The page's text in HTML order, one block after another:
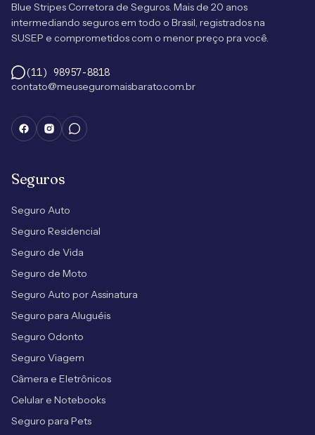
Blue Stripes Corretora de Seguros. Mais de 20 anos
intermediando seguros em todo o Brasil, registrados na
SUSEP e comprometidos com o menor preço pra você.
(11) 98957-8818
contato@meuseguromaisbarato.com.br
Seguros
Seguro Auto
Seguro Residencial
Seguro de Vida
Seguro de Moto
Seguro Auto por Assinatura
Seguro para Aluguéis
Seguro Odonto
Seguro Viagem
Câmera e Eletrônicos
Celular e Notebooks
Seguro para Pets